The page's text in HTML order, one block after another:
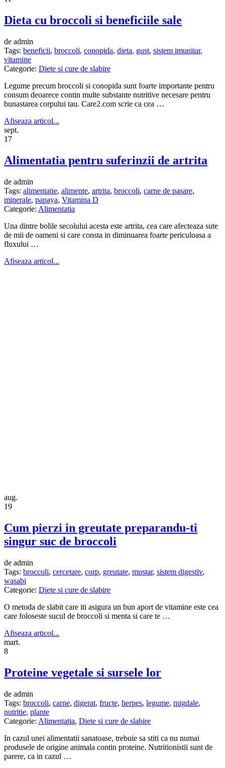
Dieta cu broccoli si beneficiile sale
de admin
Tags: beneficii, broccoli, conopida, dieta, gust, sistem imunitar,
vitamine
Categorie: Diete si cure de slabire
Legume precum broccoli si conopida sunt foarte importante pentru
consum deoarece contin multe substante nutritive necesare pentru
bunastarea corpului tau. Care2.com scrie ca cea …
Afiseaza articol...
sept.
17
Alimentatia pentru suferinzii de artrita
de admin
Tags: alimentatie, alimente, artrita, broccoli, carne de pasare,
minerale, papaya, Vitamina D
Categorie: Alimentatia
Una dintre bolile secolului acesta este artrita, cea care afecteaza sute
de mii de oameni si care consta in diminuarea foarte periculoasa a
fluxului …
Afiseaza articol...
aug.
19
Cum pierzi in greutate preparandu-ti
singur suc de broccoli
de admin
Tags: broccoli, cercetare, corp, greutate, mustar, sistem digestiv,
wasabi
Categorie: Diete si cure de slabire
O metoda de slabit care iti asigura un bun aport de vitamine este cea
care foloseste sucul de broccoli si menta si care te …
Afiseaza articol...
mart.
8
Proteine vegetale si sursele lor
de admin
Tags: broccoli, carne, digerat, fructe, herpes, legume, migdale,
nutritie, plante
Categorie: Alimentatia, Diete si cure de slabire
In cazul unei alimentatii sanatoase, trebuie sa stiti ca nu numai
produsele de origine animala contin proteine. Nutritionistii sunt de
parere, ca in cazul …